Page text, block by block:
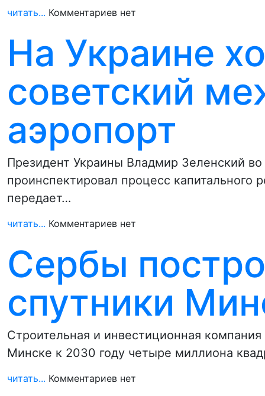
читать... Комментариев нет
На Украине
советский
аэропорт
Президент Украины Владмир Зеленский
проинспектировал процесс капитального
передает…
читать... Комментариев нет
Сербы
спутники
Строительная и инвестиционная
Минске к 2030 году четыре миллиона
читать... Комментариев нет